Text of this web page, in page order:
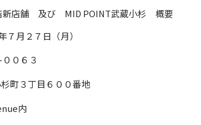
新店舗 及び MID POINT武蔵小杉 概要
月２７日（月）
６３
丁目６００番地
内